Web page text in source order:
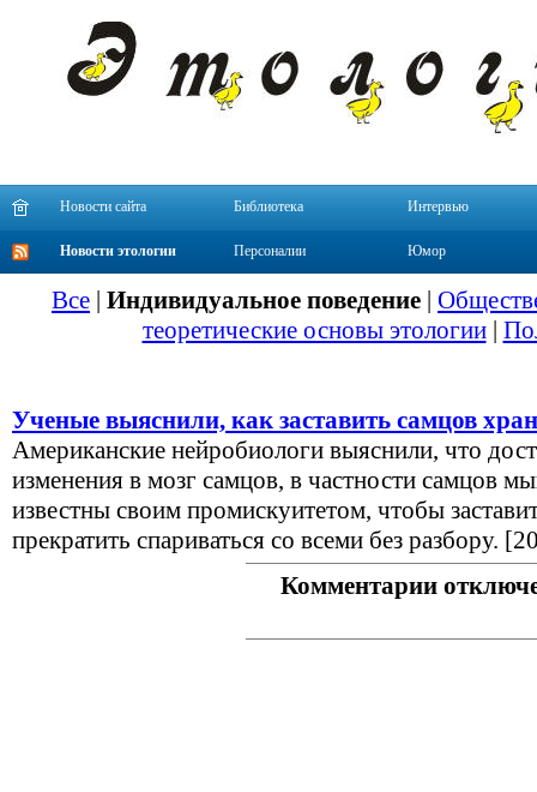
Новости сайта Библиотека Интервью
Новости этологии Персоналии Юмор
Все | Индивидуальное поведение |
теоретические основы этологии|
Ученые выяснили, как заставить самцов
Американские нейробиологи выяснили, что
изменения в мозг самцов, в частности самцов
известны своим промискуитетом, чтобы
прекратить спариваться со всеми без разбору.
Комментарии